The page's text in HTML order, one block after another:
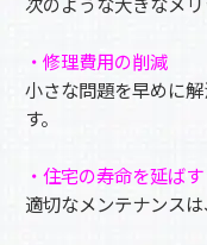
・修理費用の削減
小さな問題を早めに
す。
・住宅の寿命を延ばす
適切なメンテナンス